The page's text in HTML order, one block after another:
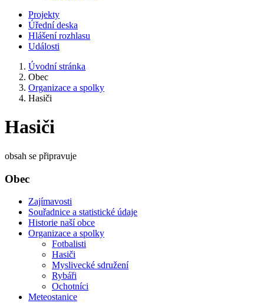
Projekty
Úřední deska
Hlášení rozhlasu
Události
Úvodní stránka
Obec
Organizace a spolky
Hasiči
Hasiči
obsah se připravuje
Obec
Zajímavosti
Souřadnice a statistické údaje
Historie naší obce
Organizace a spolky
Fotbalisti
Hasiči
Myslivecké sdružení
Rybáři
Ochotníci
Meteostanice